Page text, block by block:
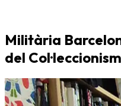
Militària
del